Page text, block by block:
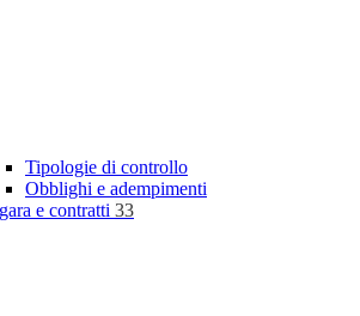
Tipologie di controllo
Obblighi e adempimenti
e contratti 33